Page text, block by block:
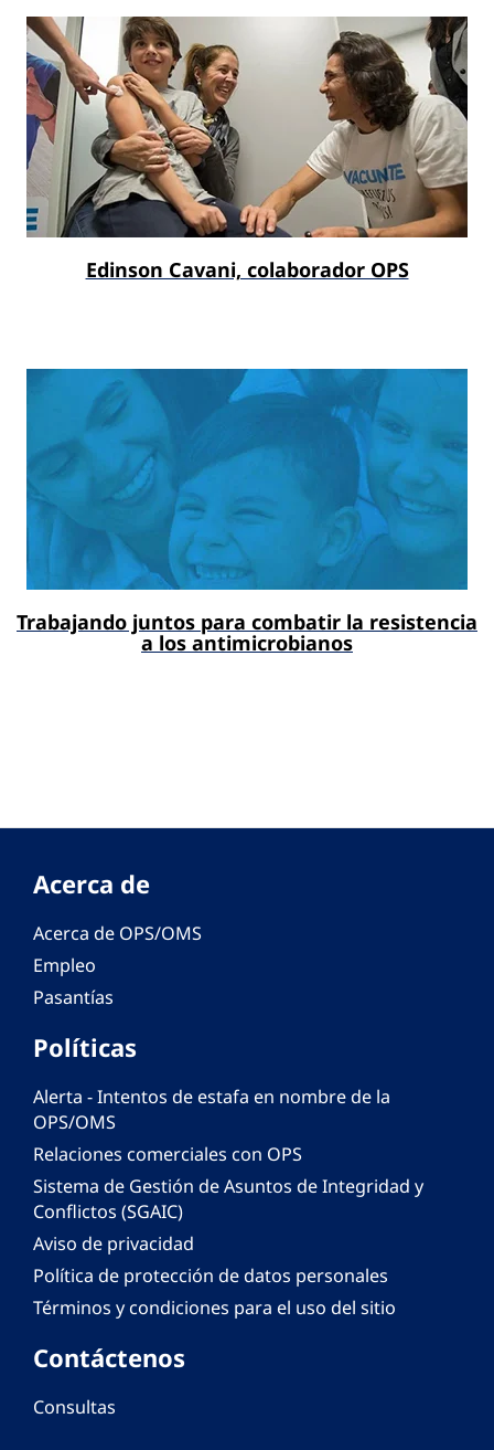
Edinson Cavani, colaborador OPS
Trabajando juntos para combatir la resistencia
a los antimicrobianos
Acerca de
Acerca de OPS/OMS
Empleo
Pasantías
Políticas
Alerta - Intentos de estafa en nombre de la
OPS/OMS
Relaciones comerciales con OPS
Sistema de Gestión de Asuntos de Integridad y
Conflictos (SGAIC)
Aviso de privacidad
Política de protección de datos personales
Términos y condiciones para el uso del sitio
Contáctenos
Consultas